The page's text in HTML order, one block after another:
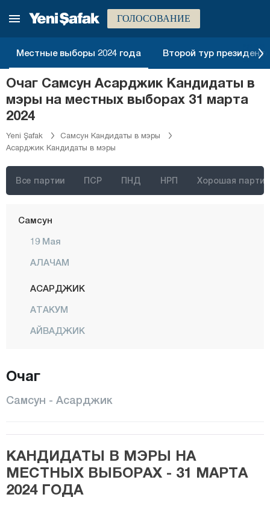
ГОЛОСОВАНИЕ
Местные выборы 2024 года Второй тур
Очаг Самсун Асарджик Кандидаты в
мэры на местных выборах 31 марта
2024
Yeni Şafak
Самсун Кандидаты в мэры
Асарджик Кандидаты в мэры
Все партии ПСР ПНД НРП Хорошая партия
Мерсин
Муш
Невшехир
Нигде
Орду
Османие
Сакарья
Самсун
19 Мая
АЛАЧАМ
АСАРДЖИК
АТАКУМ
АЙВАДЖИК
ДЖАНИК
ЧАРШАМБА
ИЛКАДЫМ
Тополь
ЛАДИК
САЛЫПАЗАРЫ
Очаг
Самсун - Асарджик
КАНДИДАТЫ В МЭРЫ НА
МЕСТНЫХ ВЫБОРАХ - 31 МАРТА
2024 ГОДА